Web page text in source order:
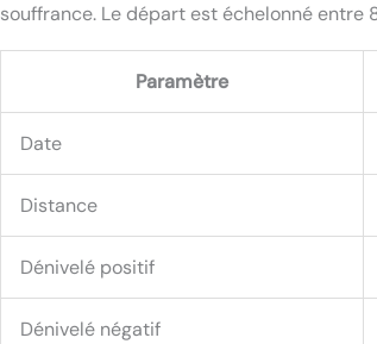
souffrance. Le départ est échelonné entre
Paramètre
Date
Distance
Dénivelé positif
Dénivelé négatif